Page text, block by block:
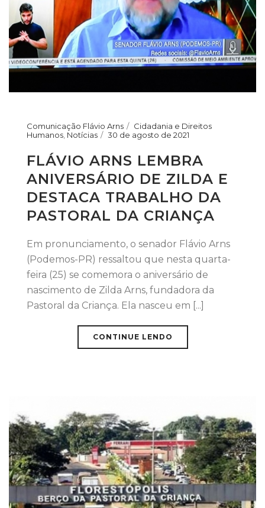
Comunicação Flávio Arns
Cidadania e Direitos
Humanos Notícias 30 de agosto de 2021
FLÁVIO ARNS LEMBRA
ANIVERSÁRIO DE ZILDA E
DESTACA TRABALHO DA
PASTORAL DA CRIANÇA
Em pronunciamento, o senador Flávio Arns
(Podemos-PR) ressaltou que nesta quarta-
feira (25) se comemora o aniversário de
nascimento de Zilda Arns, fundadora da
Pastoral da Criança. Ela nasceu em [...]
CONTINUE LENDO